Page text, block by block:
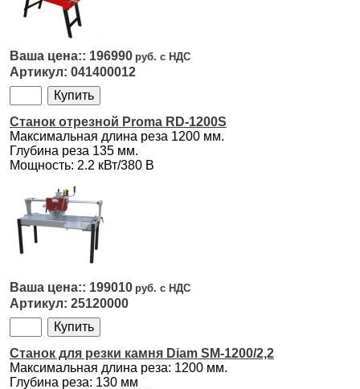
196990
041400012
Станок отрезной Proma RD-1200S
Максимальная длина реза 1200 мм.
Глубина реза 135 мм.
Мощность: 2.2 кВт/380 В
199010
25120000
Станок для резки камня Diam SM-1200/2,2
Максимальная длина реза: 1200 мм.
Глубина реза: 130 мм